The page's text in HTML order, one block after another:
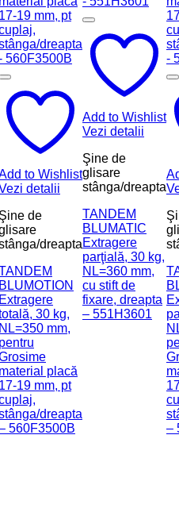
to Wishlist
detalii
Şine de
dreapta
BLUMOTION
Extragere
30 kg,
NL=350 mm,
pentru
material placă
17-19 mm, pt
dreapta
560F3500B
Add to Wishlist
Vezi detalii
Şine de
glisare
stânga/dreapta
TANDEM
BLUMATIC
Extragere
parţială, 30 kg,
NL=360 mm,
cu stift de
fixare, dreapta
– 551H3601
–